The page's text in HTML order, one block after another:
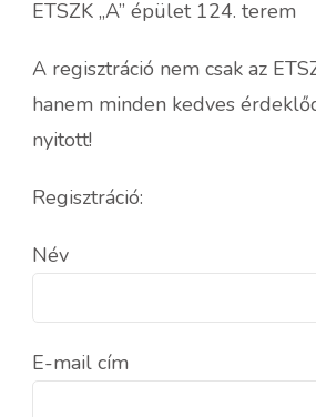
ETSZK „A” épület 124. terem
A regisztráció nem csak az
hanem minden kedves
nyitott!
Regisztráció:
Név
E-mail cím